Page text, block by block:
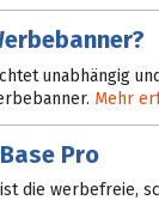
unabhängig
Mehr
Pro
die werbefreie,